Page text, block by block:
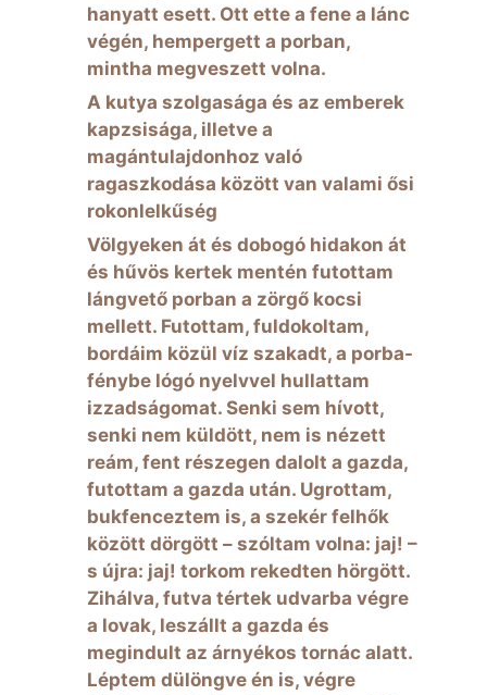
hanyatt esett. Ott ette a fene a lánc
végén, hempergett a porban,
mintha megveszett volna.
A kutya szolgasága és az emberek
kapzsisága, illetve a
magántulajdonhoz való
ragaszkodása között van valami ősi
rokonlelkűség
Völgyeken át és dobogó hidakon át
és hűvös kertek mentén futottam
lángvető porban a zörgő kocsi
mellett. Futottam, fuldokoltam,
bordáim közül víz szakadt, a porba-
fénybe lógó nyelvvel hullattam
izzadságomat. Senki sem hívott,
senki nem küldött, nem is nézett
reám, fent részegen dalolt a gazda,
futottam a gazda után. Ugrottam,
bukfenceztem is, a szekér felhők
között dörgött – szóltam volna: jaj! –
s újra: jaj! torkom rekedten hörgött.
Zihálva, futva tértek udvarba végre
a lovak, leszállt a gazda és
megindult az árnyékos tornác alatt.
Léptem dülöngve én is, végre